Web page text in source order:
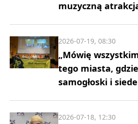
muzyczną
„Mówię
tego miasta,
samogłoski i
2026-07-19, 08:30
2026-07-18, 12:30